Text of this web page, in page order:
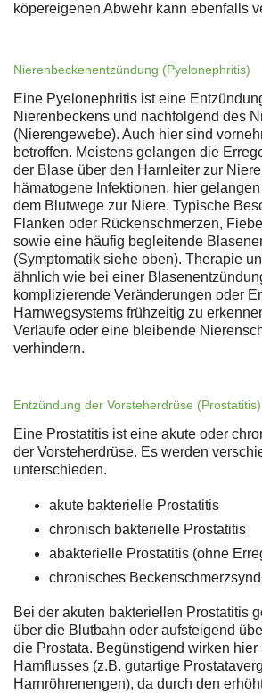
köpereigenen Abwehr kann ebenfalls
Nierenbeckenentzündung (Pyelonephritis)
Eine Pyelonephritis ist eine
Nierenbeckens und nachfolgend des
(Nierengewebe). Auch hier sind
betroffen. Meistens gelangen die
der Blase über den Harnleiter zur
hämatogene Infektionen, hier
dem Blutwege zur Niere. Typische
Flanken oder Rückenschmerzen,
sowie eine häufig begleitende
(Symptomatik siehe oben). Therapie
ähnlich wie bei einer
komplizierende Veränderungen oder
Harnwegsystems frühzeitig zu
Verläufe oder eine bleibende
verhindern.
Entzündung der Vorsteherdrüse (Prostatitis)
Eine Prostatitis ist eine akute oder
der Vorsteherdrüse. Es werden
unterschieden.
akute bakterielle Prostatitis
chronisch bakterielle Prostatitis
abakterielle Prostatitis (ohne
chronisches
Bei der akuten bakteriellen Prostatitis
über die Blutbahn oder aufsteigend
die Prostata. Begünstigend wirken hier
Harnflusses (z.B. gutartige
Harnröhrenengen), da durch den